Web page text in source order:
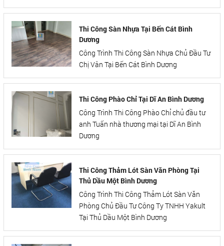
Thi Công Sàn Nhựa Tại Bến Cát Bình
Dương
Công Trình Thi Công Sàn Nhựa Chủ Đầu Tư
Chị Vân Tại Bến Cát Bình Dương
Thi Công Phào Chỉ Tại Dĩ An Bình Dương
Công Trình Thi Công Phào Chỉ chủ đầu tư
anh Tuấn nhà thương mại tại Dĩ An Bình
Dương
Thi Công Thảm Lót Sàn Văn Phòng Tại
Thủ Dầu Một Bình Dương
Công Trình Thi Công Thảm Lót Sàn Văn
Phòng Chủ Đầu Tư Công Ty TNHH Yakult
Tại Thủ Dầu Một Bình Dương